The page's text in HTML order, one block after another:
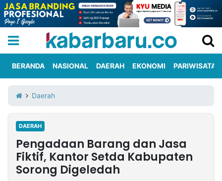
Iklan
Berita
Kami
Nasional
International
Olahraga
Entertainment
Daerah
Pariwisata
Kuliner
Kolom
BERANDA NASIONAL DAERAH EKONOMI PARIWISATA
Daerah
DAERAH
Pengadaan Barang dan Jasa
Fiktif, Kantor Setda Kabupaten
Sorong Digeledah